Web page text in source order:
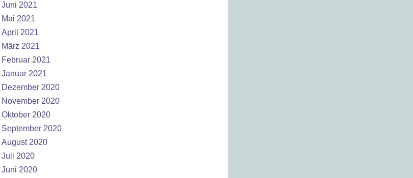
Juni 2021
Mai 2021
April 2021
März 2021
Februar 2021
Januar 2021
Dezember 2020
November 2020
Oktober 2020
September 2020
August 2020
Juli 2020
Juni 2020